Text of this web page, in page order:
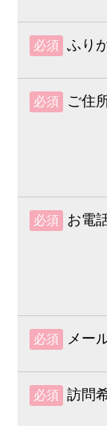
必須 ふり
必須 ご住
必須 お電
必須 メー
必須 訪問